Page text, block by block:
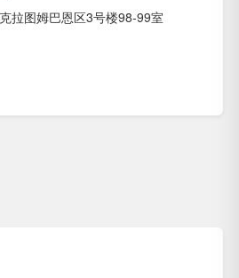
拉图姆巴恩区3号楼98-99室